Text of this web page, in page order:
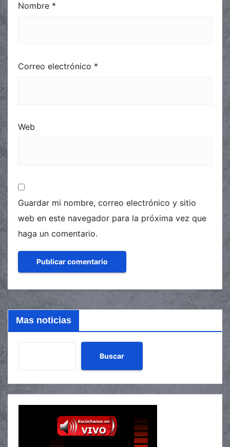
Nombre *
Correo electrónico *
Web
Guardar mi nombre, correo electrónico y sitio
web en este navegador para la próxima vez que
haga un comentario.
Mas noticias
Buscar